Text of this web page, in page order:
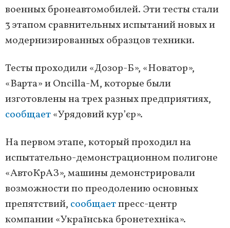
военных бронеавтомобилей. Эти тесты стали
3 этапом сравнительных испытаний новых и
модернизированных образцов техники.
Тесты проходили «Дозор-Б», «Новатор»,
«Варта» и Oncilla-M, которые были
изготовлены на трех разных предприятиях,
сообщает«Урядовий кур’єр».
На первом этапе, который проходил на
испытательно-демонстрационном полигоне
«АвтоКрАЗ», машины демонстрировали
возможности по преодолению основных
препятствий, сообщаетпресс-центр
компании «Українська бронетехніка».